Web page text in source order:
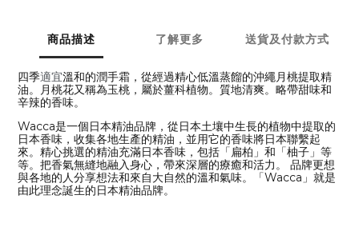
商品描述 了解更多 送貨及付款方式
四季適宜溫和的潤手霜，從經過精心低溫蒸餾的沖繩月桃提取精
油。月桃花又稱為玉桃，屬於薑科植物。質地清爽。略帶甜味和
辛辣的香味。
Wacca是一個日本精油品牌，從日本土壤中生長的植物中提取的
日本香味，收集各地生產的精油，並用它的香味將日本聯繫起
來。精心挑選的精油充滿日本香味，包括「扁柏」和「柚子」等
等。把香氣無縫地融入身心，帶來深層的療癒和活力。 品牌更想
與各地的人分享想法和來自大自然的溫和氣味。「Wacca」就是
由此理念誕生的日本精油品牌。